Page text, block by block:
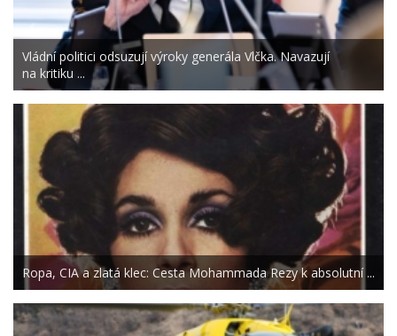
Vládní politici odsuzují výroky generála Vlčka. Navazují
na kritiku ...
Ropa, CIA a zlatá klec: Cesta Mohammada Rezy k absolutní ...